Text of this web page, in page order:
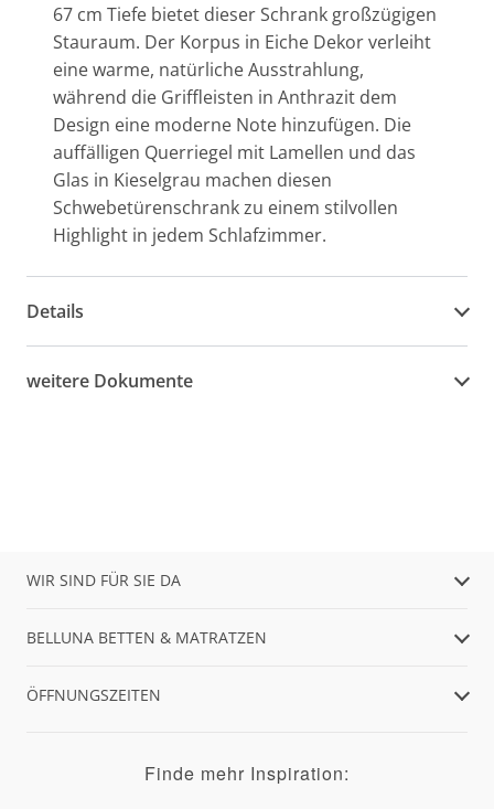
67 cm Tiefe bietet dieser Schrank großzügigen
Stauraum. Der Korpus in Eiche Dekor verleiht
eine warme, natürliche Ausstrahlung,
während die Griffleisten in Anthrazit dem
Design eine moderne Note hinzufügen. Die
auffälligen Querriegel mit Lamellen und das
Glas in Kieselgrau machen diesen
Schwebetürenschrank zu einem stilvollen
Highlight in jedem Schlafzimmer.
Details
weitere Dokumente
WIR SIND FÜR SIE DA
BELLUNA BETTEN & MATRATZEN
ÖFFNUNGSZEITEN
Finde mehr Inspiration: